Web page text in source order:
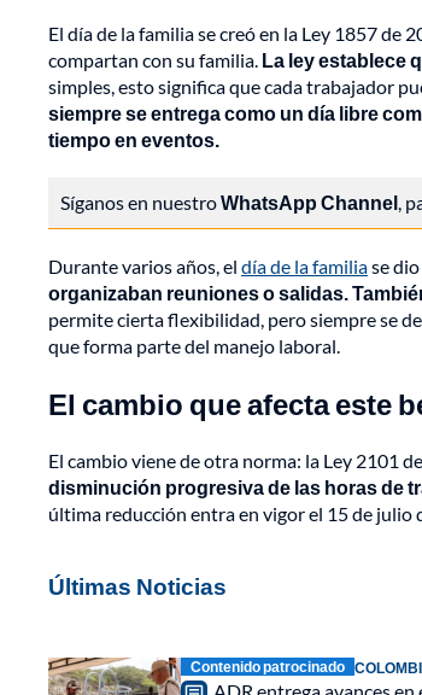
El día de la familia se creó en la Ley 1857 de
compartan con su familia. La ley establece
simples, esto significa que cada trabajador
siempre se entrega como un día libre
tiempo en eventos.
Síganos en nuestroWhatsApp Channel,
Durante varios años, el día de la familiase
organizaban reuniones o salidas.
permite cierta flexibilidad, pero siempre se
que forma parte del manejo laboral.
El cambio que afecta este
El cambio viene de otra norma: la Ley 2101
disminución progresiva de las horas de
última reducción entra en vigor el 15 de julio
Últimas Noticias
Contenido patrocinado